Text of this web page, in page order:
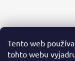
Tento web
tohto webu